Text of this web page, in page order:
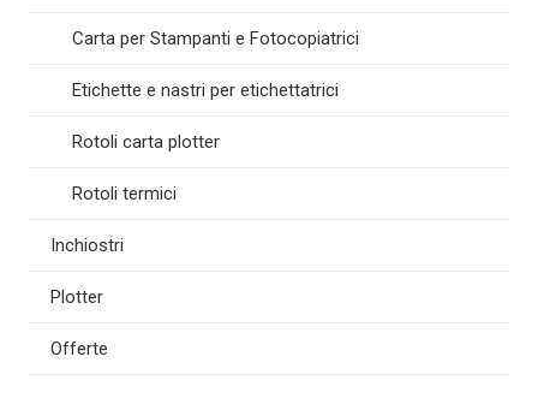
Carta per Stampanti e Fotocopiatrici
Etichette e nastri per etichettatrici
Rotoli carta plotter
Rotoli termici
Inchiostri
Plotter
Offerte